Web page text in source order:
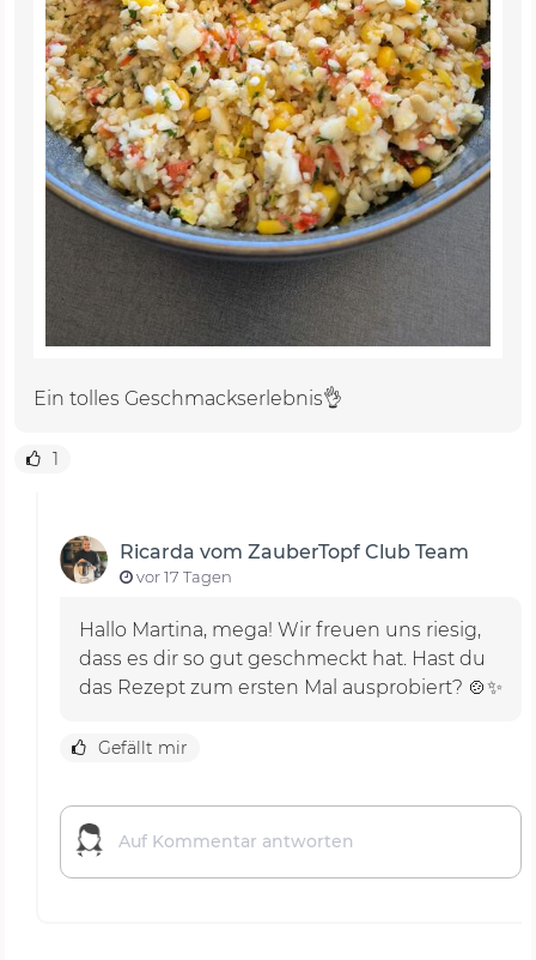
Ein tolles Geschmackserlebnis👌
1
Ricarda vom ZauberTopf Club Team
vor 17 Tagen
Hallo Martina, mega! Wir freuen uns riesig,
dass es dir so gut geschmeckt hat. Hast du
das Rezept zum ersten Mal ausprobiert? 🍲✨
Gefällt mir